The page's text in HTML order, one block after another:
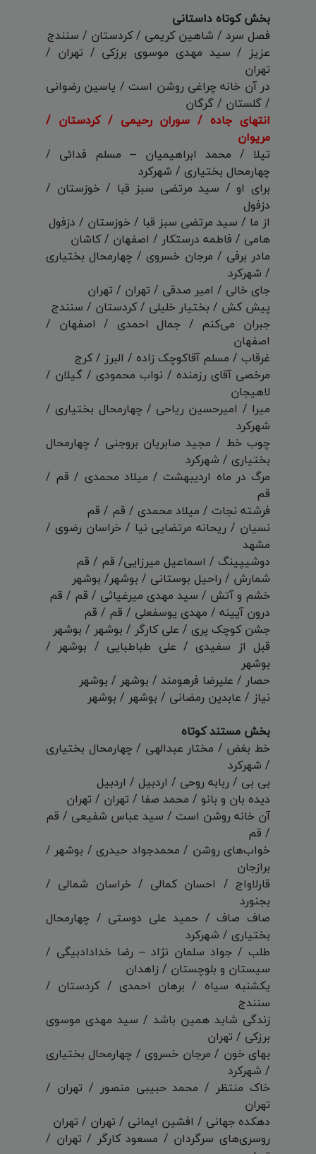
بخش کوتاه داستانی
فصل سرد / شاهین کریمی / کردستان / سنندج
عزیز / سید مهدی موسوی برزکی / تهران /
تهران
در آن خانه چراغی روشن است / یاسین رضوانی
/ گلستان / گرگان
انتهای جاده / سوران رحیمی / کردستان /
مریوان
تیلا / محمد ابراهیمیان – مسلم فدائی /
چهارمحال بختیاری / شهرکرد
برای او / سید مرتضی سبز قبا / خوزستان /
دزفول
از ما / سید مرتضی سبز قبا / خوزستان / دزفول
هامی / فاطمه درستکار / اصفهان / کاشان
مادر برفی / مرجان خسروی / چهارمحال بختیاری
/ شهرکرد
جای خالی / امیر صدقی / تهران / تهران
پیش کش / بختیار خلیلی / کردستان / سنندج
جبران می‌کنم / جمال احمدی / اصفهان /
اصفهان
غرقاب / مسلم آقاکوچک زاده / البرز / کرج
مرخصی آقای رزمنده / نواب محمودی / گیلان /
لاهیجان
میرا / امیرحسین ریاحی / چهارمحال بختیاری /
شهرکرد
چوب خط / مجید صابریان بروجنی / چهارمحال
بختیاری / شهرکرد
مرگ در ماه اردیبهشت / میلاد محمدی / قم /
قم
فرشته نجات / میلاد محمدی / قم / قم
نسیان / ریحانه مرتضایی نیا / خراسان رضوی /
مشهد
دوشیپینگ / اسماعیل میرزایی/ قم / قم
شمارش / راحیل بوستانی / بوشهر/ بوشهر
خشم و آتش / سید مهدی میرغیاثی / قم / قم
درون آیینه / مهدی یوسفعلی / قم / قم
جشن کوچک پری / علی کارگر / بوشهر / بوشهر
قبل از سفیدی / علی طباطبایی / بوشهر /
بوشهر
حصار / علیرضا فرهومند / بوشهر / بوشهر
نیاز / عابدین رمضانی / بوشهر / بوشهر
بخش مستند کوتاه
خط بغض / مختار عبدالهی / چهارمحال بختیاری
/ شهرکرد
بی بی / ربابه روحی / اردبیل / اردبیل
دیده بان و بانو / محمد صفا / تهران / تهران
آن خانه روشن است / سید عباس شفیعی / قم
/ قم
خواب‌های روشن / محمدجواد حیدری / بوشهر /
برازجان
قارلاواج / احسان کمالی / خراسان شمالی /
بجنورد
صاف صاف / حمید علی دوستی / چهارمحال
بختیاری / شهرکرد
طلب / جواد سلمان نژاد – رضا خدادادبیگی /
سیستان و بلوچستان / زاهدان
یکشنبه سیاه / برهان احمدی / کردستان /
سنندج
زندگی شاید همین باشد / سید مهدی موسوی
برزکی / تهران
بهای خون / مرجان خسروی / چهارمحال بختیاری
/ شهرکرد
خاک منتظر / محمد حبیبی منصور / تهران /
تهران
دهکده جهانی / افشین ایمانی / تهران / تهران
روسری‌های سرگردان / مسعود کارگر / تهران /